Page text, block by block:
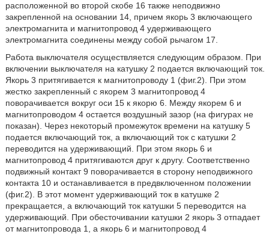
расположенной во второй скобе 16 также неподвижно
закрепленной на основании 14, причем якорь 3 включающего
электромагнита и магнитопровод 4 удерживающего
электромагнита соединены между собой рычагом 17.
Работа выключателя осуществляется следующим образом. При
включении выключателя на катушку 2 подается включающий ток.
Якорь 3 притягивается к магнитопроводу 1 (фиг.2). При этом
жестко закрепленный с якорем 3 магнитопровод 4
поворачивается вокруг оси 15 к якорю 6. Между якорем 6 и
магнитопроводом 4 остается воздушный зазор (на фигурах не
показан). Через некоторый промежуток времени на катушку 5
подается включающий ток, а включающий ток с катушки 2
переводится на удерживающий. При этом якорь 6 и
магнитопровод 4 притягиваются друг к другу. Соответственно
подвижный контакт 9 поворачивается в сторону неподвижного
контакта 10 и останавливается в предвключенном положении
(фиг.2). В этот момент удерживающий ток в катушке 2
прекращается, а включающий ток катушки 5 переводится на
удерживающий. При обесточивании катушки 2 якорь 3 отпадает
от магнитопровода 1, а якорь 6 и магнитопровод 4